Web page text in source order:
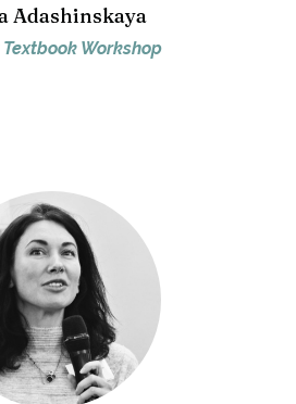
Adashinskaya
Workshop